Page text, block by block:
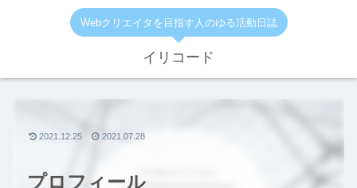
Webクリエイタを目指す人のゆる活動日誌
イリコード
プロフィール
2021.12.25 2021.07.28